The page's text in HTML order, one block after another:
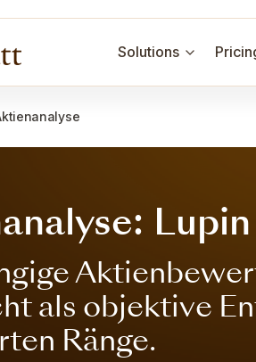
Solutions
Lupin
als objektive
Ränge.